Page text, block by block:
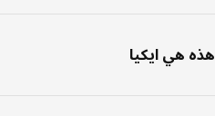
هي ايكيا